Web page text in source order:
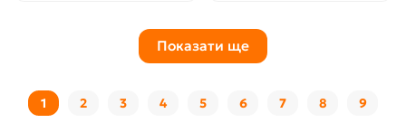
Показати ще
1 2 3 4 5 6 7 8 9